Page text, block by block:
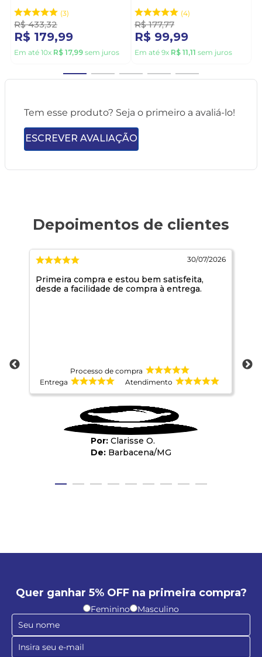
3
R$ 433,32
R$ 179,99
Em até 10x R$ 17,99 sem juros
4
R$ 177,77
R$ 99,99
Em até 9x R$ 11,11 sem juros
Tem esse produto? Seja o primeiro a avaliá-lo!
ESCREVER AVALIAÇÃO
30/07/2026
Primeira compra e estou bem satisfeita,
desde a facilidade de compra à entrega.
Processo de compra
Entrega
Atendimento
Clarisse O.
Barbacena/MG
Quer ganhar 5% OFF na primeira compra?
Feminino Masculino